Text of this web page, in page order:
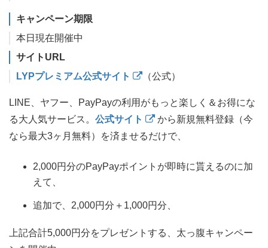
キャンペーン期限
本日現在開催中
サイトURL
LYPプレミアム公式サイト
（公式）
LINE、ヤフー、PayPayの利用がもっと楽しく＆お得にな
る大人気サービス。 公式サイト
から新規無料登録（今
なら最大3ヶ月無料）を済ませるだけで、
2,000円分のPayPayポイントが即時に貰えるのに加
えて、
追加で、2,000円分＋1,000円分、
上記合計5,000円分をプレゼントする、太っ腹キャンペー